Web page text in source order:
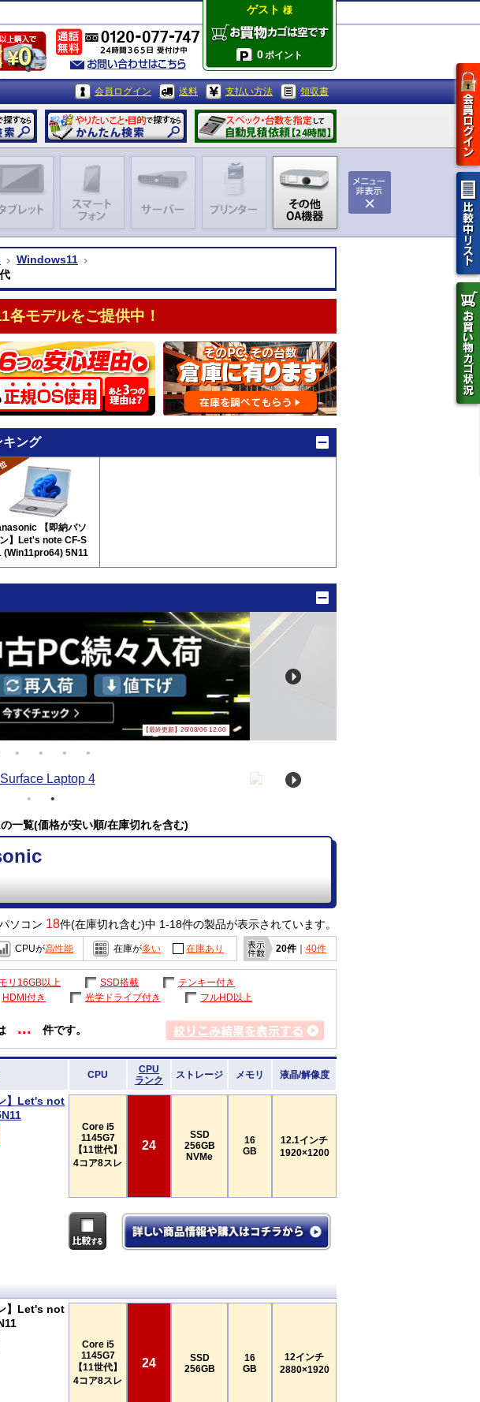
ゲスト 様
0ポイント
会員ログイン 送料 支払い方法 領収書
Windows11
モデルをご提供中！
キング
【即納パソ
】Let's note CF-S
(Win11pro64) 5N11
【最終更新】26/08/06 12:00
一覧(価格が安い順/在庫切れを含む)
ソコン 18件(在庫切れ含む)中 1-18件の製品が表示されています。
CPUが高性能 在庫が多い 在庫あり 20件｜ 40件
リ16GB以上 SSD搭載
テンキー付き
HDMI付き 光学ドライブ付き
フルHD以上
... 件です。
CPU
CPU
ランク
ストレージ メモリ 液晶/解像度
】Let's not
Core i5
1145G7
【11世代】
4コア8スレ
24
SSD
256GB
NVMe
16
GB
12.1インチ
1920×1200
】Let's not
Core i5
1145G7
【11世代】
4コア8スレ
24
SSD
256GB
16
GB
12インチ
2880×1920